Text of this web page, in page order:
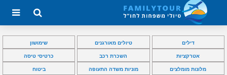
דילים טיולים מאורגנים שימושון
אטרקציות השכרת רכב כרטיסי טיסה
מלונות מומלצים מוניות משדה התעופה ביטוח